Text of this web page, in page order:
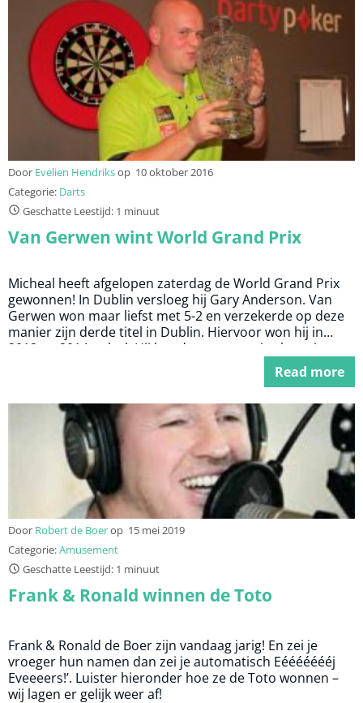
Door Evelien Hendriksop 10 oktober 2016
Categorie: Darts
Geschatte Leestijd: 1 minuut
Van Gerwen wint World Grand Prix
Micheal heeft afgelopen zaterdag de World Grand Prix
gewonnen! In Dublin versloeg hij Gary Anderson. Van
Gerwen won maar liefst met 5-2 en verzekerde op deze
manier zijn derde titel in Dublin. Hiervoor won hij in
2012 en 2014 ook al. Hij houd er een mooi zakcentje van
110.000 euro aan over. Om het nog mooier te maken is
Van Gerwen de enige Nederlander die de World Grand
Read more
Door Robert de Boerop 15 mei 2019
Categorie:Amusement
Geschatte Leestijd: 1 minuut
Frank & Ronald winnen de Toto
Frank & Ronald de Boer zijn vandaag jarig! En zei je
vroeger hun namen dan zei je automatisch Eéééééééj
Eveeeers!’. Luister hieronder hoe ze de Toto wonnen –
wij lagen er gelijk weer af!